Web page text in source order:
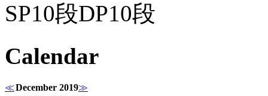
SP10段DP10段
Calendar
≪December 2019≫